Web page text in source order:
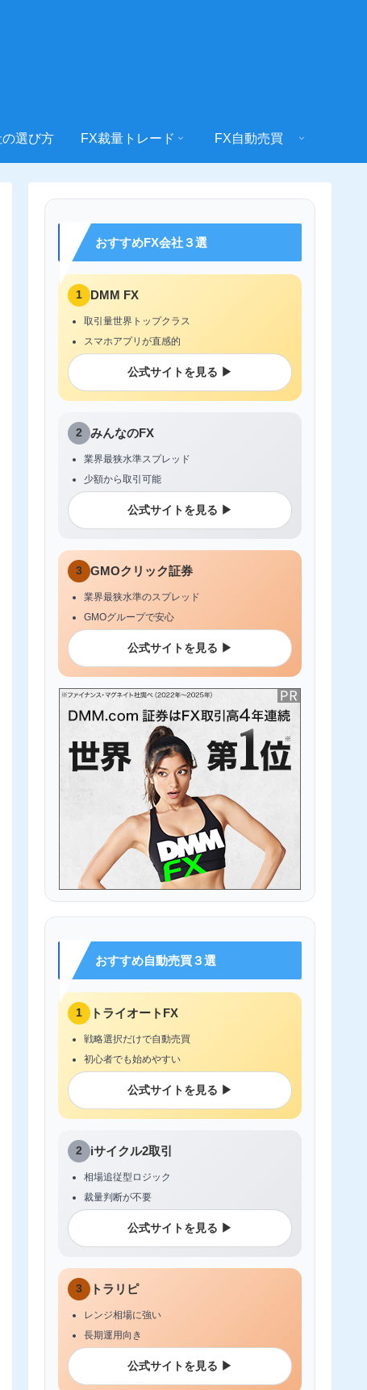
選び方 FX裁量トレード FX自動売買
おすすめFX会社３選
1 DMM FX
取引量世界トップクラス
スマホアプリが直感的
公式サイトを見る ▶
2 みんなのFX
業界最狭水準スプレッド
少額から取引可能
公式サイトを見る ▶
3 GMOクリック証券
業界最狭水準のスプレッド
GMOグループで安心
公式サイトを見る ▶
おすすめ自動売買３選
1 トライオートFX
戦略選択だけで自動売買
初心者でも始めやすい
公式サイトを見る ▶
2 iサイクル2取引
相場追従型ロジック
裁量判断が不要
公式サイトを見る ▶
3 トラリピ
レンジ相場に強い
長期運用向き
公式サイトを見る ▶